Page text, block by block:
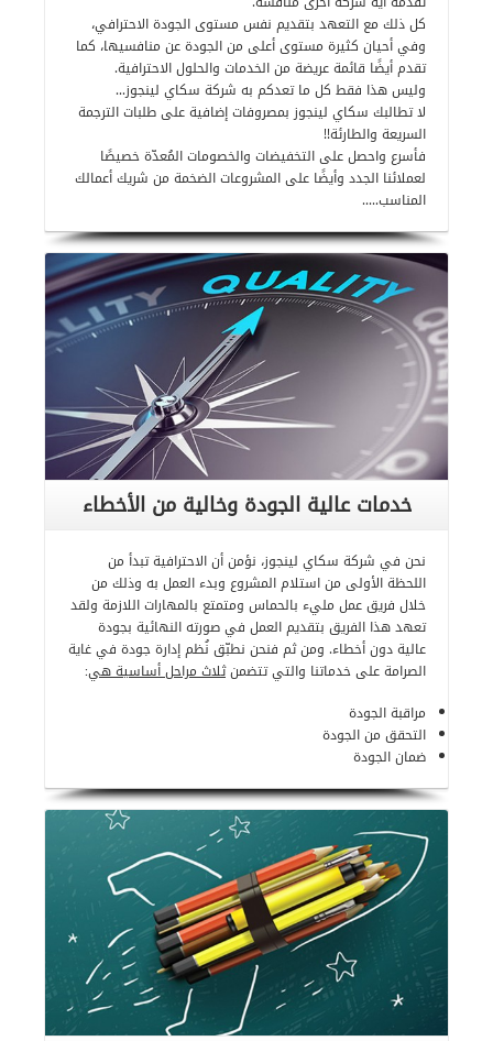
كل ذلك مع التعهد بتقديم نفس مستوى الجودة الاحترافي،
وفي أحيان كثيرة مستوى أعلى من الجودة عن منافسيها، كما
تقدم أيضًا قائمة عريضة من الخدمات والحلول الاحترافية.
وليس هذا فقط كل ما تعدكم به شركة سكاي لينجوز…
لا تطالبك سكاي لينجوز بمصروفات إضافية على طلبات الترجمة
السريعة والطارئة!!
فأسرع واحصل على التخفيضات والخصومات المُعدّة خصيصًا
لعملائنا الجدد وأيضًا على المشروعات الضخمة من شريك أعمالك
المناسب…..
خدمات عالية الجودة وخالية من الأخطاء
نحن في شركة سكاي لينجوز، نؤمن أن الاحترافية تبدأ من
اللحظة الأولى من استلام المشروع وبدء العمل به وذلك من
خلال فريق عمل مليء بالحماس ومتمتع بالمهارات اللازمة ولقد
تعهد هذا الفريق بتقديم العمل في صورته النهائية بجودة
عالية دون أخطاء. ومن ثم فنحن نطبّق نُظم إدارة جودة في غاية
الصرامة على خدماتنا والتي تتضمنثلاث مراحل أساسية هي:
مراقبة الجودة
التحقق من الجودة
ضمان الجودة